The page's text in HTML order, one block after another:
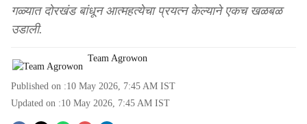
गळ्यात दोरखंड बांधून आत्महत्येचा प्रयत्न केल्याने एकच खळबळ
उडाली.
Team Agrowon
Published on :10 May 2026, 7:45 AM IST
Updated on :10 May 2026, 7:45 AM IST